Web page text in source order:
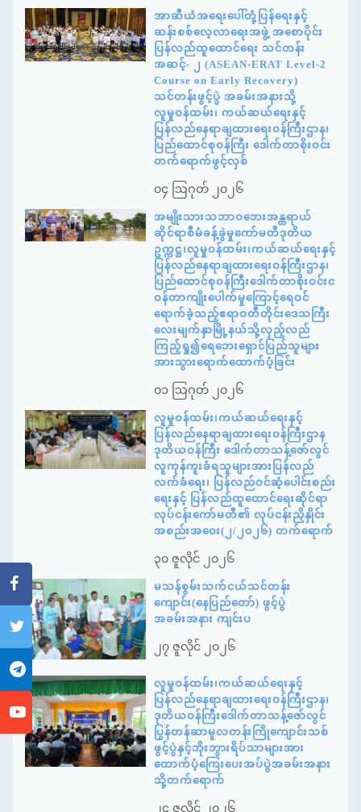
အာဆီယံအရေးပေါ်တုံ့ပြန်ရေးနှင့်
ဆန်းစစ်လေ့လာရေးအဖွဲ့ အစောပိုင်း
ပြန်လည်ထူထောင်ရေး သင်တန်း
အဆင့်- ၂ (ASEAN-ERAT Level-2
Course on Early Recovery)
သင်တန်းဖွင့်ပွဲ အခမ်းအနားသို့
လူမှုဝန်ထမ်း၊ ကယ်ဆယ်ရေးနှင့်
ပြန်လည်နေရာချထားရေးဝန်ကြီးဌာန၊
ပြည်ထောင်စုဝန်ကြီး ဒေါက်တာစိုးဝင်း
တက်ရောက်ဖွင့်လှစ်
၀၄ ဩဂုတ် ၂၀၂၆
အမျိုးသားသဘာဝဘေးအန္တရာယ်
ဆိုင်ရာစီမံခန့်ခွဲမှုကော်မတီဒုတိယ
ဥက္ကဋ္ဌ၊လူမှုဝန်ထမ်း၊ကယ်ဆယ်ရေးနှင့်
ပြန်လည်နေရာချထားရေးဝန်ကြီးဌာန၊
ပြည်ထောင်စုဝန်ကြီးဒေါက်တာစိုးဝင်းင
ဝန်တာကျိုးပေါက်မှုကြောင့်ရေဝင်
ရောက်ခဲ့သည့်ဧရာဝတီတိုင်းဒေသကြီး
လေးမျက်နှာမြို့နယ်သို့လှည့်လည်
ကြည့်ရှု၍ရေဘေးရှောင်ပြည်သူများ
အားသွားရောက်ထောက်ပံ့ခြင်း
၀၁ ဩဂုတ် ၂၀၂၆
လူမှုဝန်ထမ်း၊ကယ်ဆယ်ရေးနှင့်
ပြန်လည်နေရာချထားရေးဝန်ကြီးဌာန
ဒုတိယဝန်ကြီး ဒေါက်တာသန့်ဇော်လွင်
လူကုန်ကူးခံရသူများအားပြန်လည်
လက်ခံရေး၊ ပြန်လည်ဝင်ဆံ့ပေါင်းစည်း
ရေးနှင့် ပြန်လည်ထူထောင်ရေးဆိုင်ရာ
လုပ်ငန်းကော်မတီ၏ လုပ်ငန်းညှိနှိုင်း
အစည်းအဝေး(၂/၂၀၂၆) တက်ရောက်
၃၀ ဇူလိုင် ၂၀၂၆
မသန်စွမ်းသက်ငယ်သင်တန်း
ကျောင်း(နေပြည်တော်) ဖွင့်ပွဲ
အခမ်းအနား ကျင်းပ
၂၇ ဇူလိုင် ၂၀၂၆
လူမှုဝန်ထမ်း၊ကယ်ဆယ်ရေးနှင့်
ပြန်လည်နေရာချထားရေးဝန်ကြီးဌာန၊
ဒုတိယဝန်ကြီးဒေါက်တာသန့်ဇော်လွင်
ပြွန်တန်ဆာမူလတန်းကြိုကျောင်းသစ်
ဖွင့်ပွဲနှင့်ဘိုးဘွားရိပ်သာများအား
ထောက်ပံ့ကြေးပေးအပ်ပွဲအခမ်းအနား
သို့တက်ရောက်
၂၄ ဇူလိုင် ၂၀၂၆